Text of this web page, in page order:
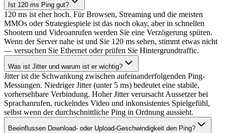
Ist 120 ms Ping gut?
120 ms ist eher hoch. Für Browsen, Streaming und die meisten
MMOs oder Strategiespiele ist das noch okay, aber in schnellen
Shootern und Videoanrufen werden Sie eine Verzögerung spüren.
Wenn der Server nahe ist und Sie 120 ms sehen, stimmt etwas nicht
— versuchen Sie Ethernet oder prüfen Sie Hintergrundtraffic.
Was ist Jitter und warum ist er wichtig?
Jitter ist die Schwankung zwischen aufeinanderfolgenden Ping-
Messungen. Niedriger Jitter (unter 5 ms) bedeutet eine stabile,
vorhersehbare Verbindung. Hoher Jitter verursacht Aussetzer bei
Sprachanrufen, ruckelndes Video und inkonsistentes Spielgefühl,
selbst wenn der durchschnittliche Ping in Ordnung aussieht.
Beeinflussen Download- oder Upload-Geschwindigkeit den Ping?